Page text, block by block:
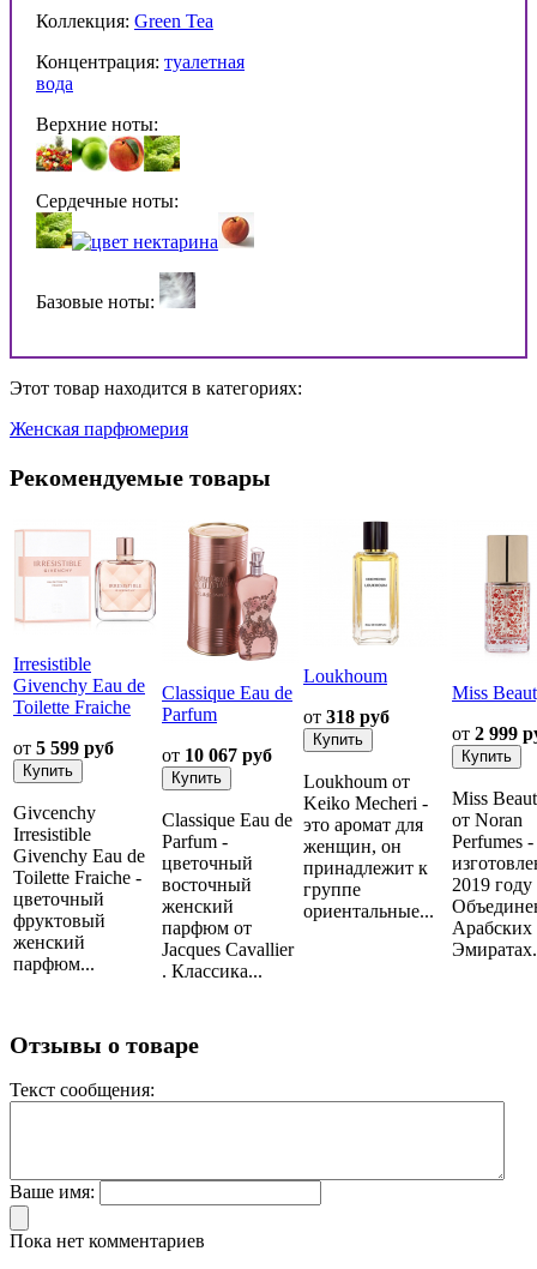
Коллекция: Green Tea
Концентрация: туалетная
вода
Верхние ноты:
Сердечные ноты:
Базовые ноты:
Этот товар находится в категориях:
Женская парфюмерия
Рекомендуемые товары
Irresistible
Givenchy Eau de
Toilette Fraiche
от 5 599 руб
Givcenchy
Irresistible
Givenchy Eau de
Toilette Fraiche -
цветочный
фруктовый
женский
парфюм...
Classique Eau de
Parfum
от 10 067 руб
Classique Eau de
Parfum -
цветочный
восточный
женский
парфюм от
Jacques Cavallier
. Классика...
Loukhoum
от 318 руб
Loukhoum от
Keiko Mecheri -
это аромат для
женщин, он
принадлежит к
группе
ориентальные...
Miss
от 2 999
Miss
от Noran
Perfumes -
2019 году
Арабских
Отзывы о товаре
Текст сообщения:
Ваше имя:
Пока нет комментариев